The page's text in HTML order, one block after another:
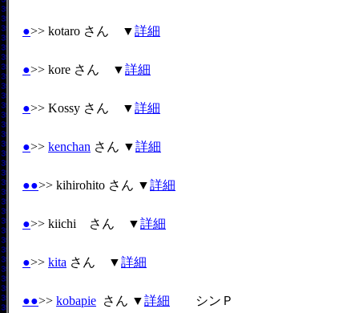
●>> kotaro さん ▼詳細
●>> kore さん ▼詳細
●>> Kossy さん ▼詳細
●>> kenchan さん ▼詳細
●●>> kihirohito さん ▼詳細
●>> kiichi さん ▼詳細
●>> kita さん ▼詳細
●●>> kobapie さん ▼詳細 シンＰ